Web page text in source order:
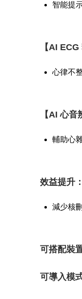
智能提
【AI
心律不
【AI 心音
輔助心
效益提升：
減少核
可搭配裝
可導入模